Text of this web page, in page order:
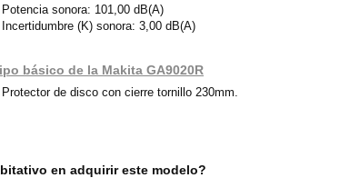
Potencia sonora: 101,00 dB(A)
Incertidumbre (K) sonora: 3,00 dB(A)
básico de la Makita GA9020R
Protector de disco con cierre tornillo 230mm.
en adquirir este modelo?